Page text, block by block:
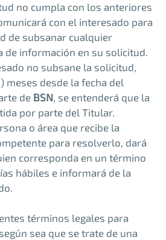
no cumpla con los anteriores
con el interesado para
de subsanar cualquier
de información en su solicitud.
no subsane la solicitud,
desde la fecha del
de BSN, se entenderá que la
por parte del Titular.
o área que recibe la
para resolverlo, dará
corresponda en un término
hábiles e informará de la
términos legales para
sea que se trate de una